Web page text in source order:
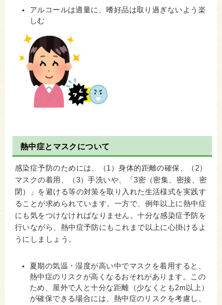
アルコールは適量に、嗜好品は取り過ぎないよう楽
しむ
熱中症とマスクについて
感染症予防のためには、（1）身体的距離の確保、（2）
マスクの着用、（3）手洗いや、「3密（密集、密接、密
閉）」を避ける等の対策を取り入れた生活様式を実践す
ることが求められています。一方で、例年以上に熱中症
にも気をつけなければなりません。十分な感染症予防を
行いながら、熱中症予防にもこれまで以上に心掛けるよ
うにしましょう。
夏期の気温・湿度が高い中でマスクを着用すると、
熱中症のリスクが高くなるおそれがあります。この
ため、屋外で人と十分な距離（少なくとも2m以上）
が確保できる場合には、熱中症のリスクを考慮し、